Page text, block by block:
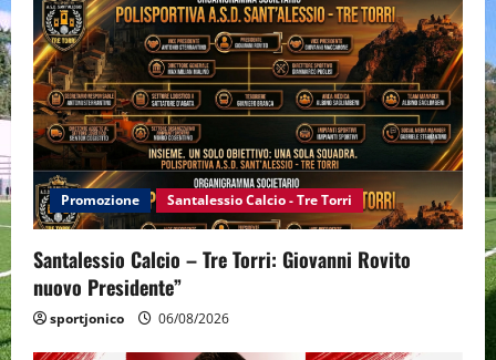
Promozione Santalessio Calcio - Tre Torri
Santalessio Calcio – Tre Torri: Giovanni Rovito
nuovo Presidente”
sportjonico 06/08/2026